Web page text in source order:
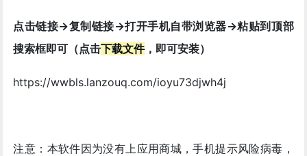
点击链接->复制链接->打开手机自带浏览器->粘贴到顶部
搜索框即可（点击下载文件，即可安装）
https://wwbls.lanzouq.com/ioyu73djwh4j
注意：本软件因为没有上应用商城，手机提示风险病毒，